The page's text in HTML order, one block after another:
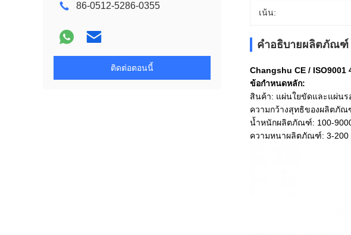
86-0512-5286-0355
ติดต่อตอนนี้
เน้น:
คำอธิบายผลิตภัณฑ์
Changshu CE /
ข้อกำหนดหลัก:
สินค้า: แผ่นใยขัดและแผ่นร
ความกว้างสุทธิของผลิตภัณ
น้ำหนักผลิตภัณฑ์: 100-
ความหนาผลิตภัณฑ์: 3-200